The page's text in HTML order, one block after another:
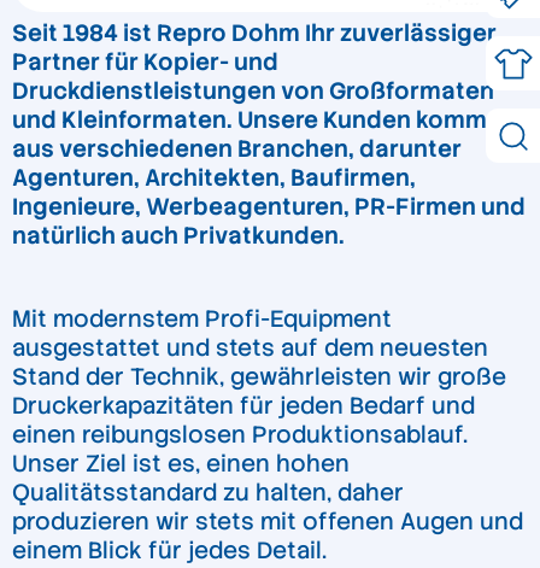
Seit 1984 ist Repro Dohm Ihr zuverlässiger
Partner für Kopier- und
Druckdienstleistungen von Großformaten
und Kleinformaten. Unsere Kunden kommen
aus verschiedenen Branchen, darunter
Agenturen, Architekten, Baufirmen,
Ingenieure, Werbeagenturen, PR-Firmen und
natürlich auch Privatkunden.
Mit modernstem Profi-Equipment
ausgestattet und stets auf dem neuesten
Stand der Technik, gewährleisten wir große
Druckerkapazitäten für jeden Bedarf und
einen reibungslosen Produktionsablauf.
Unser Ziel ist es, einen hohen
Qualitätsstandard zu halten, daher
produzieren wir stets mit offenen Augen und
einem Blick für jedes Detail.